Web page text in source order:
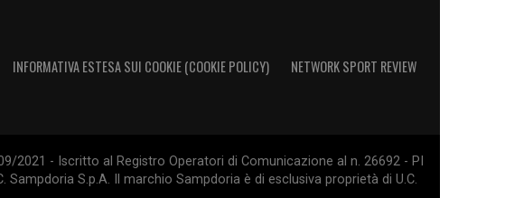
INFORMATIVA ESTESA SUI COOKIE (COOKIE POLICY) NETWORK SPORT REVIEW
2021 - Iscritto al Registro Operatori di Comunicazione al n. 26692 - PI
S.p.A. Il marchio Sampdoria è di esclusiva proprietà di U.C.